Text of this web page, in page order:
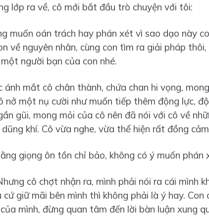
lớp ra về, cô mới bắt đầu trò chuyện với tôi:
muốn oán trách hay phán xét vì sao dạo này
về nguyên nhân, cùng con tìm ra giải pháp
người bạn của con nhé.
ánh mắt cô chân thành, chứa chan hi vọng,
nở một nụ cười như muốn tiếp thêm động lực,
gũi, mong mỏi của cô nên đã nói với cô về
khí. Cô vừa nghe, vừa thể hiện rất đồng
giọng ôn tồn chỉ bảo, không có ý muốn phán
cô chợt nhận ra, mình phải nói ra cái mình
cứ giữ mãi bên mình thì không phải là ý hay.
mình, đừng quan tâm đến lời bàn luận xung